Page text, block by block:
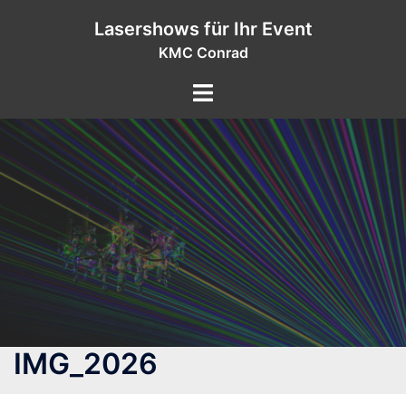
Lasershows für Ihr Event
KMC Conrad
IMG_2026